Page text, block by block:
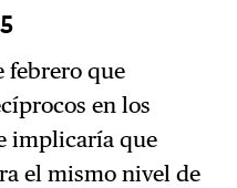
febrero que
en los
implicaría que
el mismo nivel de